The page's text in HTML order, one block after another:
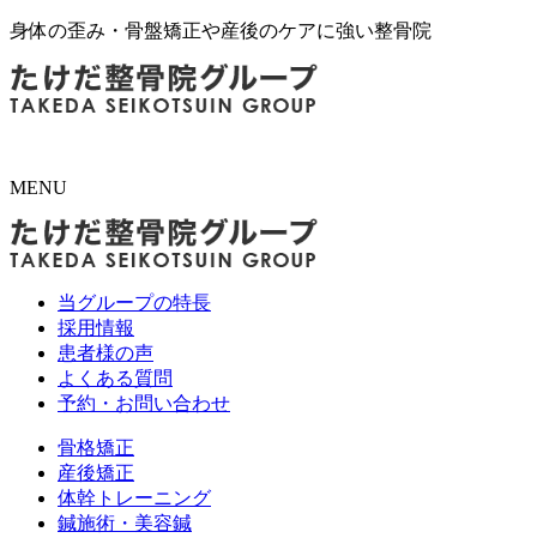
身体の歪み・骨盤矯正や産後のケアに強い整骨院
MENU
当グループの特長
採用情報
患者様の声
よくある質問
予約・お問い合わせ
骨格矯正
産後矯正
体幹トレーニング
鍼施術・美容鍼